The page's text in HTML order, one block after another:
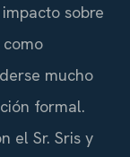
sobre
mucho
formal.
el Sr. Sris y